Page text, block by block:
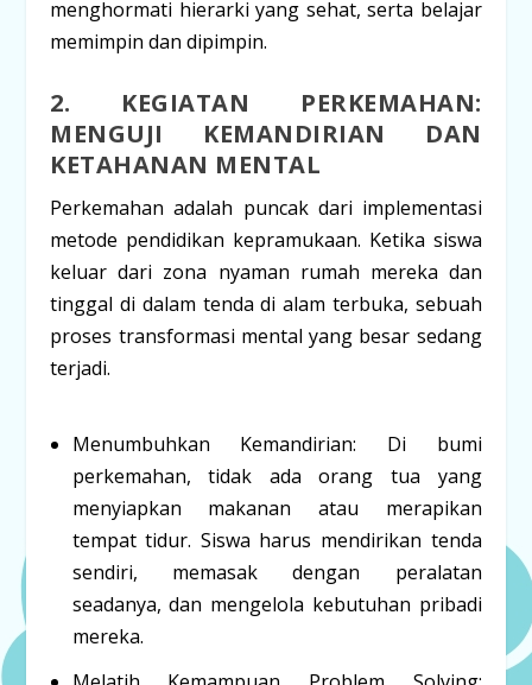
menghormati hierarki yang sehat, serta belajar
memimpin dan dipimpin.
2. KEGIATAN PERKEMAHAN:
MENGUJI KEMANDIRIAN DAN
KETAHANAN MENTAL
Perkemahan adalah puncak dari implementasi
metode pendidikan kepramukaan. Ketika siswa
keluar dari zona nyaman rumah mereka dan
tinggal di dalam tenda di alam terbuka, sebuah
proses transformasi mental yang besar sedang
terjadi.
Menumbuhkan Kemandirian: Di bumi
perkemahan, tidak ada orang tua yang
menyiapkan makanan atau merapikan
tempat tidur. Siswa harus mendirikan tenda
sendiri, memasak dengan peralatan
seadanya, dan mengelola kebutuhan pribadi
mereka.